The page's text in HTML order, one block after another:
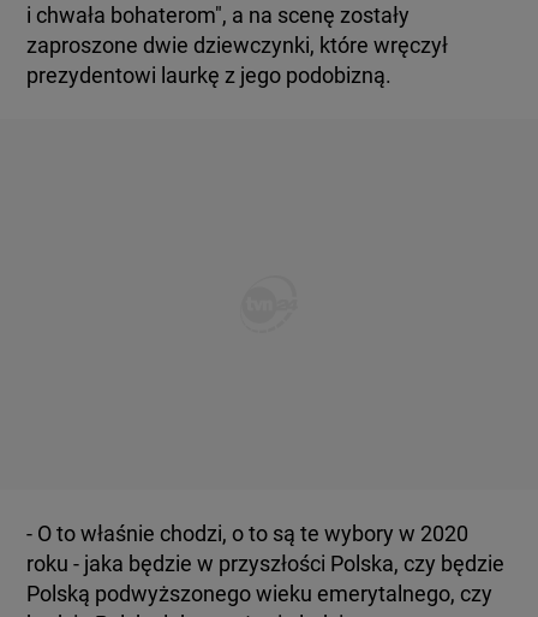
i chwała bohaterom", a na scenę zostały
zaproszone dwie dziewczynki, które wręczył
- O to właśnie chodzi, o to są te wybory w 2020
roku - jaka będzie w przyszłości Polska, czy będzie
Polską podwyższonego wieku emerytalnego, czy